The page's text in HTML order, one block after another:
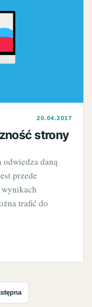
20.04.2017
strony
daną
przede
trafić do